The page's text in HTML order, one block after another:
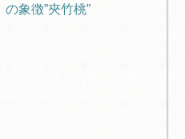
の象徴”夾竹桃”